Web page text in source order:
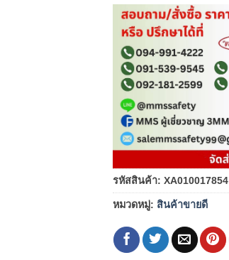
รหัสสินค้า: XA010017854
หมวดหมู่: สินค้าขายดี